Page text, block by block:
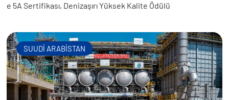
e 5A Sertifikası, Denizaşırı Yüksek Kalite Ödülü
SUUDİ ARABİSTAN